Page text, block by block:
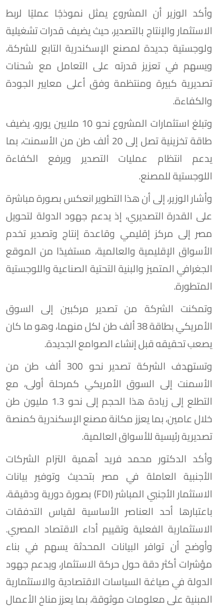
وأكد الوزير أن المشروع يمثل نموذجًا عمليًا لربط
الاستثمار والإنتاج بالتصدير، حيث يضيف قدرات تشغيلية
ولوجستية جديدة لمصنع الإسكندرية التابع للشركة،
ويسهم في تعزيز قدرته على التعامل مع شحنات
تصديرية كبيرة ومنتظمة وفق أعلى معايير الجودة
والكفاءة.
وتبلغ استثمارات المشروع نحو 10 ملايين يورو، يضيف
طاقة تخزينية تصل إلى 20 ألف طن من الأسمنت، بما
يدعم انتظام عمليات التصدير ويرفع الكفاءة
اللوجستية للمصنع.
وأشار الوزير، إلى أن هذا التطوير انعكس بصورة مباشرة
على القدرة التصديري، إذ يدعم جهود الدولة لتحويل
مصر إلى مركز إقليمي وقاعدة إنتاج وتصدير تخدم
الأسواق الإقليمية والعالمية، مستفيدًا من الموقع
الجغرافي المتميز والبنية التحتية الصناعية واللوجستية
المتطورة.
وتمكنت الشركة من تصدير مركبين إلى السوق
الأمريكي بطاقة 38 ألف طن لكل منهما، وهو ما كان
يصعب تحقيقه قبل إنشاء الصوامع الجديدة.
وتستهدف الشركة تصدير نحو 300 ألف طن من
الأسمنت إلى السوق الأمريكي كمرحلة أولى، مع
التطلع إلى زيادة هذا الحجم إلى نحو 1.3 مليون طن
خلال عامين، بما يعزز مكانة مصنع الإسكندرية كمنصة
تصديرية رئيسية للأسواق العالمية.
وأكد الدكتور محمد فريد أهمية التزام الشركات
الأجنبية العاملة في مصر بتحديث وتوفير بيانات
الاستثمار الأجنبي المباشر (FDI) بصورة دورية ودقيقة،
باعتبارها أحد العناصر الأساسية لقياس التدفقات
الاستثمارية الفعلية وتقييم أداء الاقتصاد المصري.
وأوضح أن توافر البيانات المحدثة يسهم في بناء
مؤشرات أكثر دقة حول حركة الاستثمار، ويدعم جهود
الدولة في صياغة السياسات الاقتصادية والاستثمارية
المبنية على معلومات موثوقة، بما يعزز مناخ الأعمال